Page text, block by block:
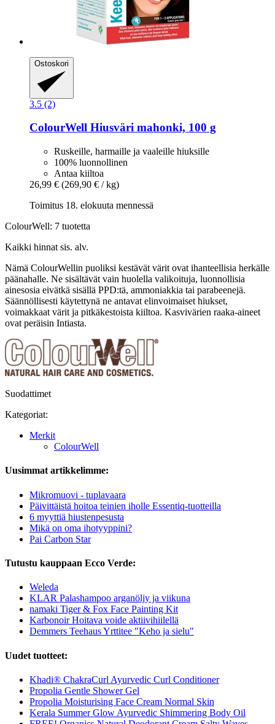
Ostoskori
3.5 (2)
ColourWell Hiusväri mahonki, 100 g
Ruskeille, harmaille ja vaaleille hiuksille
100% luonnollinen
Antaa kiiltoa
26,99 € (269,90 € / kg)
Toimitus 18. elokuuta mennessä
ColourWell: 7 tuotetta
Kaikki hinnat sis. alv.
Nämä ColourWellin puoliksi kestävät värit ovat ihanteellisia herkälle
päänahalle. Ne sisältävät vain huolella valikoituja, luonnollisia
ainesosia eivätkä sisällä PPD:tä, ammoniakkia tai parabeenejä.
Säännöllisesti käytettynä ne antavat elinvoimaiset hiukset,
voimakkaat värit ja pitkäkestoista kiiltoa. Kasvivärien raaka-aineet
ovat peräisin Intiasta.
Suodattimet
Kategoriat:
Merkit
ColourWell
Uusimmat artikkelimme:
Mikromuovi - tuplavaara
Päivittäistä hoitoa teinien iholle Essentiq-tuotteilla
6 myyttiä hiustenpesusta
Mikä on oma ihotyyppini?
Pai Carbon Star
Tutustu kauppaan Ecco Verde:
Weleda
KLAR Palashampoo arganöljy ja viikuna
namaki Tiger & Fox Face Painting Kit
Karbonoir Hoitava voide aktiivihiilellä
Demmers Teehaus Yrttitee "Keho ja sielu"
Uudet tuotteet:
Khadi® ChakraCurl Ayurvedic Curl Conditioner
Propolia Gentle Shower Gel
Propolia Moisturising Face Cream Normal Skin
Kerala Summer Glow Ayurvedic Shimmering Body Oil